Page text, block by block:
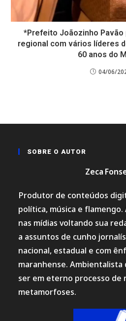
*Prefeito Joãozinho
regional com vários líderes
60 anos do
04/06/
SOBRE O AUTOR
Zeca
Produtor de conteúdos
política, música e
nas mídias voltando sua
a assuntos de cunho
nacional, estadual e com
maranhense. Ambientalista
ser em eterno processo de
metamorfoses.